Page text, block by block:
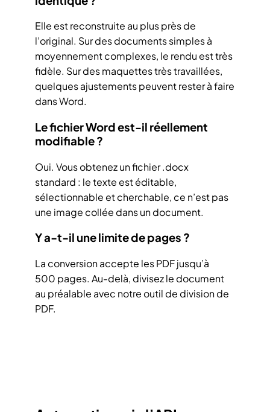
Elle est reconstruite au plus près de
l’original. Sur des documents simples à
moyennement complexes, le rendu est très
fidèle. Sur des maquettes très travaillées,
quelques ajustements peuvent rester à faire
dans Word.
Le fichier Word est-il réellement
modifiable ?
Oui. Vous obtenez un fichier .docx
standard : le texte est éditable,
sélectionnable et cherchable, ce n’est pas
une image collée dans un document.
Y a-t-il une limite de pages ?
La conversion accepte les PDF jusqu’à
500 pages. Au-delà, divisez le document
au préalable avec notre outil de division de
PDF.